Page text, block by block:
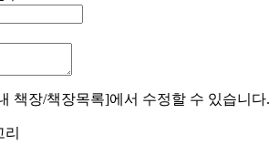
책장/책장목록]에서 수정할 수 있습니다.